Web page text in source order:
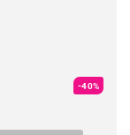
-40%